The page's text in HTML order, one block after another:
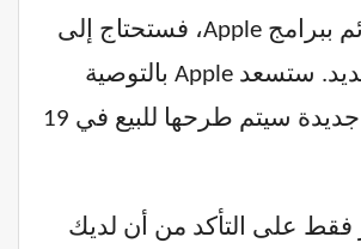
على اطلاع دائم ببرامج Apple، فستحتاج إلى
شراء هاتف جديد. ستسعد Apple بالتوصية
بأربعة هواتف جديدة سيتم طرحها للبيع في 19
فقط على التأكد من أن لديك